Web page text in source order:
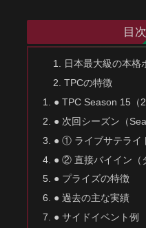
目次
日本最大級の本格
TPCの特徴
● TPC Season 15（
● 次回シーズン（
● ① ライブサテライ
● ② 直接バイイン（
● プライズの特徴
● 過去の主な実績
● サイドイベント例